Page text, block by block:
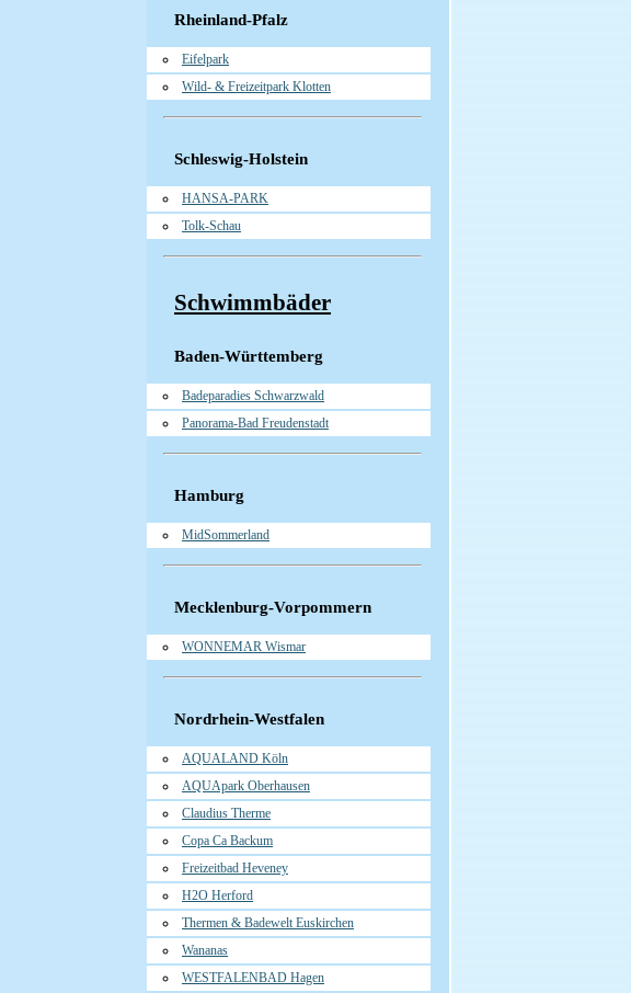
Rheinland-Pfalz
Eifelpark
Wild- & Freizeitpark Klotten
Schleswig-Holstein
HANSA-PARK
Tolk-Schau
Schwimmbäder
Baden-Württemberg
Badeparadies Schwarzwald
Panorama-Bad Freudenstadt
Hamburg
MidSommerland
Mecklenburg-Vorpommern
WONNEMAR Wismar
Nordrhein-Westfalen
AQUALAND Köln
AQUApark Oberhausen
Claudius Therme
Copa Ca Backum
Freizeitbad Heveney
H2O Herford
Thermen & Badewelt Euskirchen
Wananas
WESTFALENBAD Hagen